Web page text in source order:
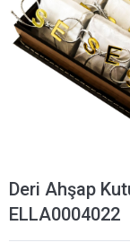
Deri Ahşap
ELLA0004022